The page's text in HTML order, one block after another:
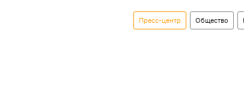
Пресс-центр Общество